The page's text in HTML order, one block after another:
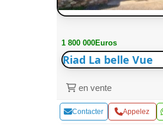
1 800 000Euros
Riad La belle Vue
en vente
Contacter Appelez